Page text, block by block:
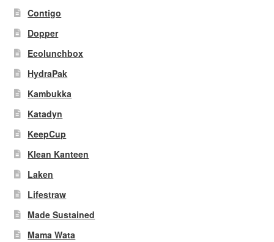
Contigo
Dopper
Ecolunchbox
HydraPak
Kambukka
Katadyn
KeepCup
Klean Kanteen
Laken
Lifestraw
Made Sustained
Mama Wata